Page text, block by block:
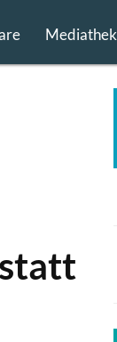
Mediathek